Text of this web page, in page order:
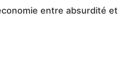
entre absurdité et